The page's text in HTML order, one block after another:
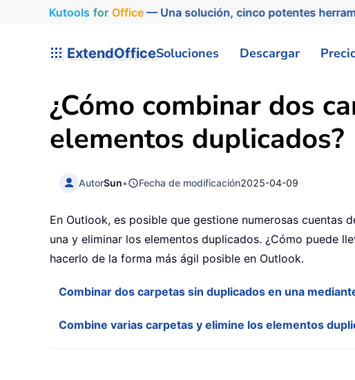
Kutools for Office— Una solución, cinco potentes
ExtendOfficeSoluciones Descargar
¿Cómo combinar dos
elementos duplicados?
AutorSun• Fecha de modificación2025-04-09
En Outlook, es posible que gestione numerosas
una y eliminar los elementos duplicados. ¿Cómo puede
hacerlo de la forma más ágil posible en Outlook.
Combinar dos carpetas sin duplicados en una
Combine varias carpetas y elimine los elementos